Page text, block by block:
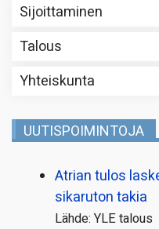
Sijoittaminen
Talous
Yhteiskunta
UUTISPOIMINTOJA
Atrian tulos
sikaruton takia
Lähde: YLE talous